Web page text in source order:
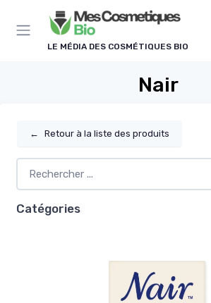
LE MÉDIA DES COSMÉTIQUES BIO
Nair
← Retour à la liste des produits
Catégories
Panneau de gestion des cookies